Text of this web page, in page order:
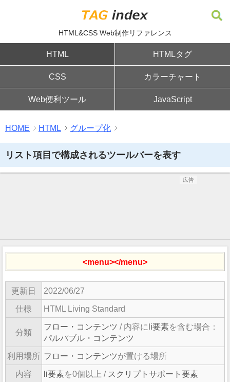
HTML&CSS Web制作リファレンス
HTML HTMLタグ
CSS カラーチャート
Web便利ツール JavaScript
HOME HTML グループ化
リスト項目で構成されるツールバーを表す
広告
<menu></menu>
更新日 2022/06/27
仕様 HTML Living Standard
分類
フロー・コンテンツ / 内容に li要素を含む場合：
パルパブル・コンテンツ
利用場所 フロー・コンテンツが置ける場所
内容 li要素を0個以上 / スクリプトサポート要素